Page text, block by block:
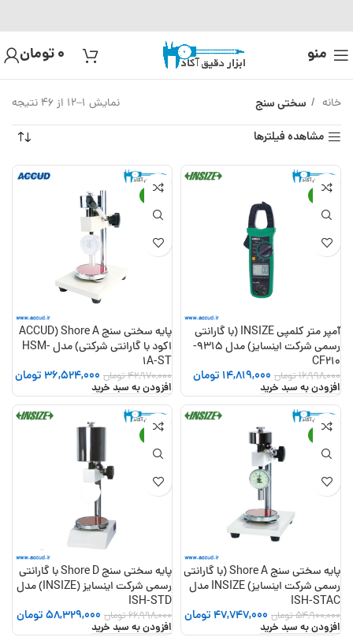
منو 0تومان
خانه سختی سنج نمایش 1–12 از 46 نتیجه
مشاهده فیلترها
-13%
آمپر متر کلمپی INSIZE (با گارانتی
رسمی شرکت اینسایز) مدل 9315-
CF210
16,998,000تومان 14,819,000 تومان
افزودن به سبد خرید
-15%
پایه سختی سنج Shore A (ACCUD
اکود با گارانتی شرکتی) مدل HSM-
1A-ST
42,970,000تومان 36,524,000تومان
افزودن به سبد خرید
-13%
پایه سختی سنج Shore A (با گارانتی
رسمی شرکت اینسایز) INSIZE مدل
ISH-STAC
54,900,000تومان 47,747,000تومان
افزودن به سبد خرید
-13%
پایه سختی سنج Shore D با گارانتی
رسمی شرکت اینسایز (INSIZE) مدل
ISH-STD
66,998,000تومان 58,329,000تومان
افزودن به سبد خرید